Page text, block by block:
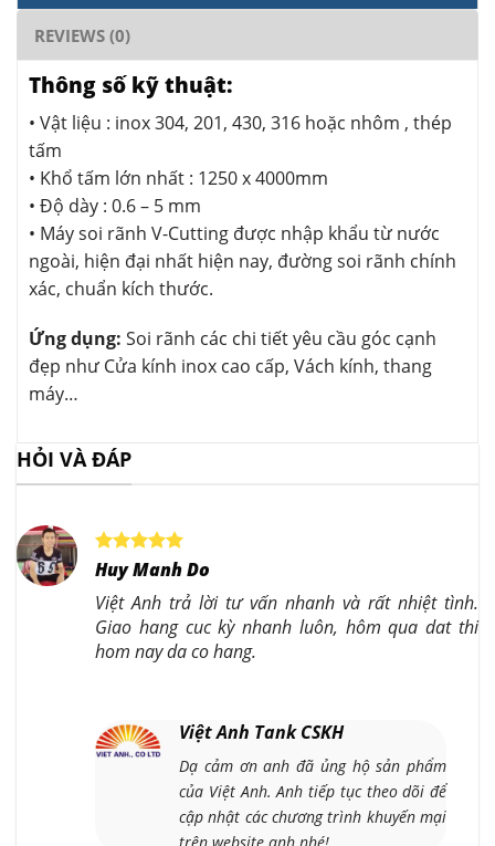
REVIEWS (0)
Thông số kỹ thuật:
• Vật liệu : inox 304, 201, 430, 316 hoặc nhôm , thép
tấm
• Khổ tấm lớn nhất : 1250 x 4000mm
• Độ dày : 0.6 – 5 mm
• Máy soi rãnh V-Cutting được nhập khẩu từ nước
ngoài, hiện đại nhất hiện nay, đường soi rãnh chính
xác, chuẩn kích thước.
Ứng dụng: Soi rãnh các chi tiết yêu cầu góc cạnh
đẹp như Cửa kính inox cao cấp, Vách kính, thang
máy…
HỎI VÀ ĐÁP
Huy Manh Do
Việt Anh trả lời tư vấn nhanh và rất nhiệt tình.
Giao hang cuc kỳ nhanh luôn, hôm qua dat thi
hom nay da co hang.
Việt Anh Tank CSKH
Dạ cảm ơn anh đã ủng hộ sản phẩm
của Việt Anh. Anh tiếp tục theo dõi để
cập nhật các chương trình khuyến mại
trên website anh nhé!